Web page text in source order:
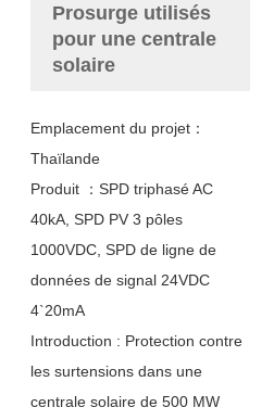
Prosurge utilisés
pour une centrale
solaire
Emplacement du projet：
Thaïlande
Produit ：SPD triphasé AC
40kA, SPD PV 3 pôles
1000VDC, SPD de ligne de
données de signal 24VDC
4`20mA
Introduction : Protection contre
les surtensions dans une
centrale solaire de 500 MW